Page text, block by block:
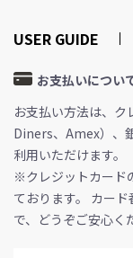
USER GUIDE
お支払いについ
お支払い方法は、ク
Diners、Amex）、
利用いただけます。
※クレジットカード
ております。 カー
で、どうぞご安心く